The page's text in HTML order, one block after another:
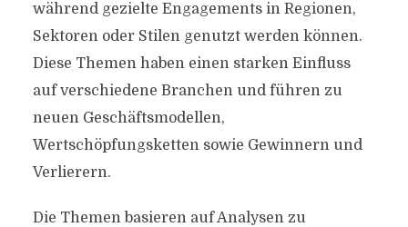
während gezielte Engagements in Regionen,
Sektoren oder Stilen genutzt werden können.
Diese Themen haben einen starken Einfluss
auf verschiedene Branchen und führen zu
neuen Geschäftsmodellen,
Wertschöpfungsketten sowie Gewinnern und
Verlierern.
Die Themen basieren auf Analysen zu